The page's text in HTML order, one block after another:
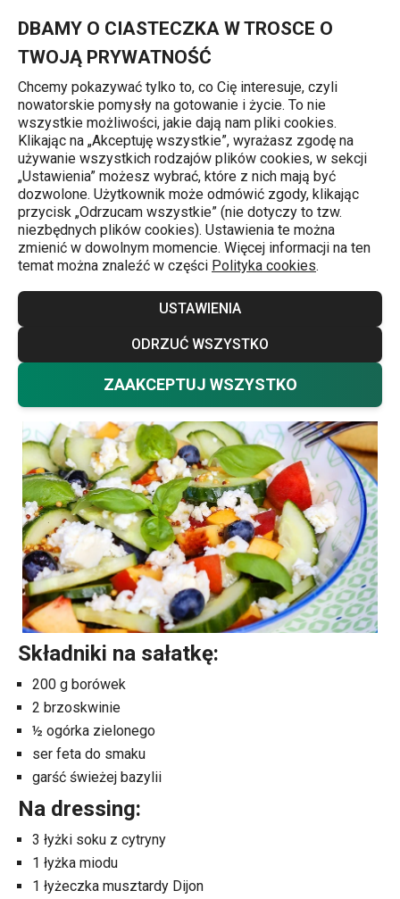
DBAMY O CIASTECZKA W TROSCE O
TWOJĄ PRYWATNOŚĆ
Chcemy pokazywać tylko to, co Cię interesuje, czyli
nowatorskie pomysły na gotowanie i życie. To nie
wszystkie możliwości, jakie dają nam pliki cookies.
Klikając na „Akceptuję wszystkie”, wyrażasz zgodę na
używanie wszystkich rodzajów plików cookies, w sekcji
„Ustawienia” możesz wybrać, które z nich mają być
dozwolone. Użytkownik może odmówić zgody, klikając
przycisk „Odrzucam wszystkie” (nie dotyczy to tzw.
niezbędnych plików cookies). Ustawienia te można
zmienić w dowolnym momencie. Więcej informacji na ten
temat można znaleźć w części Polityka cookies.
USTAWIENIA
ODRZUĆ WSZYSTKO
ZAAKCEPTUJ WSZYSTKO
Przepisy
Borówkowo-
brzoskwiniowa
sałatka z serem
feta
5.08.2024
Składniki na sałatkę:
200 g borówek
2 brzoskwinie
½ ogórka zielonego
ser feta do smaku
garść świeżej bazylii
Na dressing:
3 łyżki soku z cytryny
1 łyżka miodu
1 łyżeczka musztardy Dijon